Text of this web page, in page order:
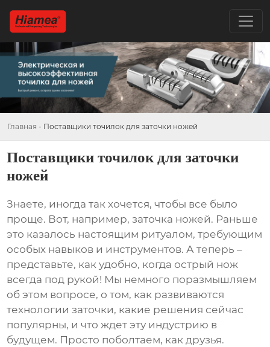
Главная - Поставщики точилок для заточки ножей
Поставщики точилок для заточки
ножей
Знаете, иногда так хочется, чтобы все было
проще. Вот, например, заточка ножей. Раньше
это казалось настоящим ритуалом, требующим
особых навыков и инструментов. А теперь –
представьте, как удобно, когда острый нож
всегда под рукой! Мы немного поразмышляем
об этом вопросе, о том, как развиваются
технологии заточки, какие решения сейчас
популярны, и что ждет эту индустрию в
будущем. Просто поболтаем, как друзья.